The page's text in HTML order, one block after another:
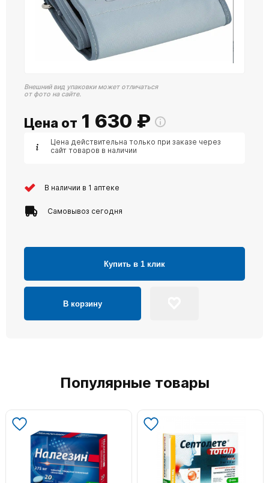
Внешний вид упаковки может отличаться
от фото на сайте.
Цена от 1 630 ₽
Цена действительна только при заказе через
сайт товаров в наличии
В наличии в 1 аптеке
Самовывоз сегодня
Купить в 1 клик
В корзину
Популярные товары